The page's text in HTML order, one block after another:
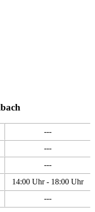
---
---
---
14:00 Uhr - 18:00 Uhr
---